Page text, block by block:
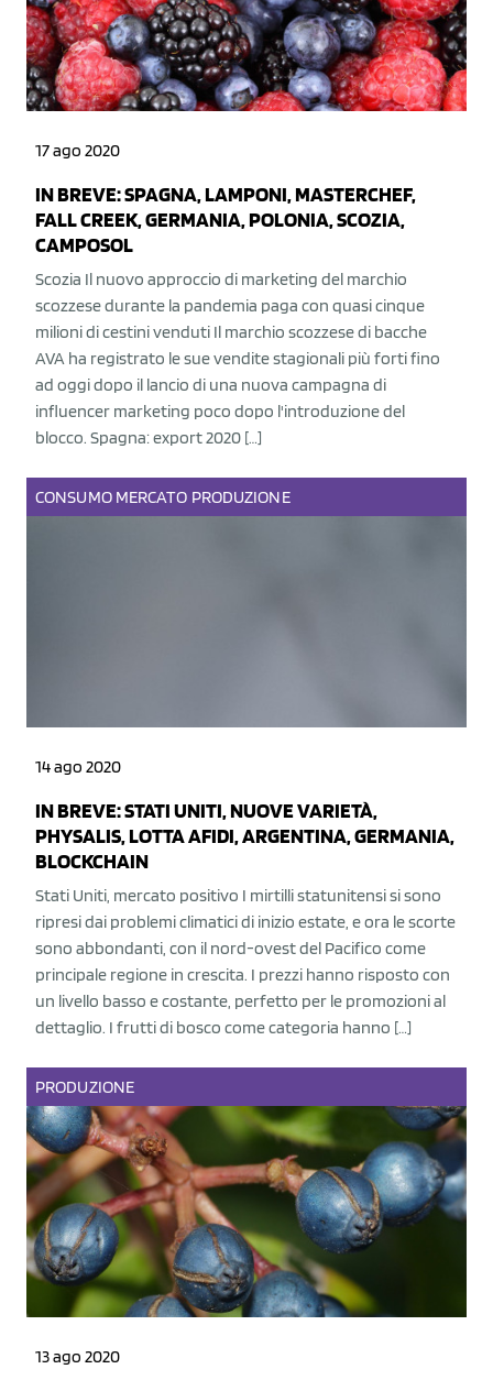
17 ago 2020
IN BREVE: SPAGNA, LAMPONI, MASTERCHEF,
FALL CREEK, GERMANIA, POLONIA, SCOZIA,
CAMPOSOL
Scozia Il nuovo approccio di marketing del marchio
scozzese durante la pandemia paga con quasi cinque
milioni di cestini venduti Il marchio scozzese di bacche
AVA ha registrato le sue vendite stagionali più forti fino
ad oggi dopo il lancio di una nuova campagna di
influencer marketing poco dopo l'introduzione del
blocco. Spagna: export 2020 […]
CONSUMO MERCATO PRODUZIONE
14 ago 2020
IN BREVE: STATI UNITI, NUOVE VARIETÀ,
PHYSALIS, LOTTA AFIDI, ARGENTINA, GERMANIA,
BLOCKCHAIN
Stati Uniti, mercato positivo I mirtilli statunitensi si sono
ripresi dai problemi climatici di inizio estate, e ora le scorte
sono abbondanti, con il nord-ovest del Pacifico come
principale regione in crescita. I prezzi hanno risposto con
un livello basso e costante, perfetto per le promozioni al
dettaglio. I frutti di bosco come categoria hanno […]
PRODUZIONE
13 ago 2020